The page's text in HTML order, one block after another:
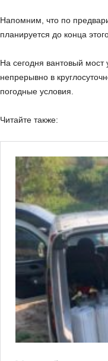
Напомним, что по
планируется до конца
На сегодня вантовый
непрерывно в
погодные условия.
Читайте также: